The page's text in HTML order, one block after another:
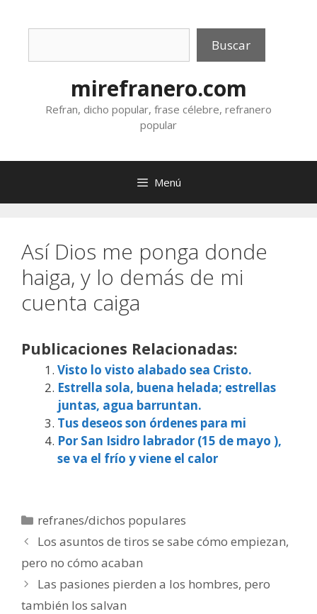
Buscar
mirefranero.com
Refran, dicho popular, frase célebre, refranero
popular
Menú
Así Dios me ponga donde
haiga, y lo demás de mi
cuenta caiga
Publicaciones Relacionadas:
Visto lo visto alabado sea Cristo.
Estrella sola, buena helada; estrellas
juntas, agua barruntan.
Tus deseos son órdenes para mi
Por San Isidro labrador (15 de mayo ),
se va el frío y viene el calor
Categorías
refranes/dichos populares
Los asuntos de tiros se sabe cómo empiezan,
pero no cómo acaban
Las pasiones pierden a los hombres, pero
también los salvan